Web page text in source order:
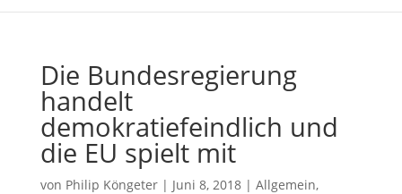
Die Bundesregierung
handelt
demokratiefeindlich und
die EU spielt mit
von Philip Köngeter| Juni 8, 2018| Allgemein,